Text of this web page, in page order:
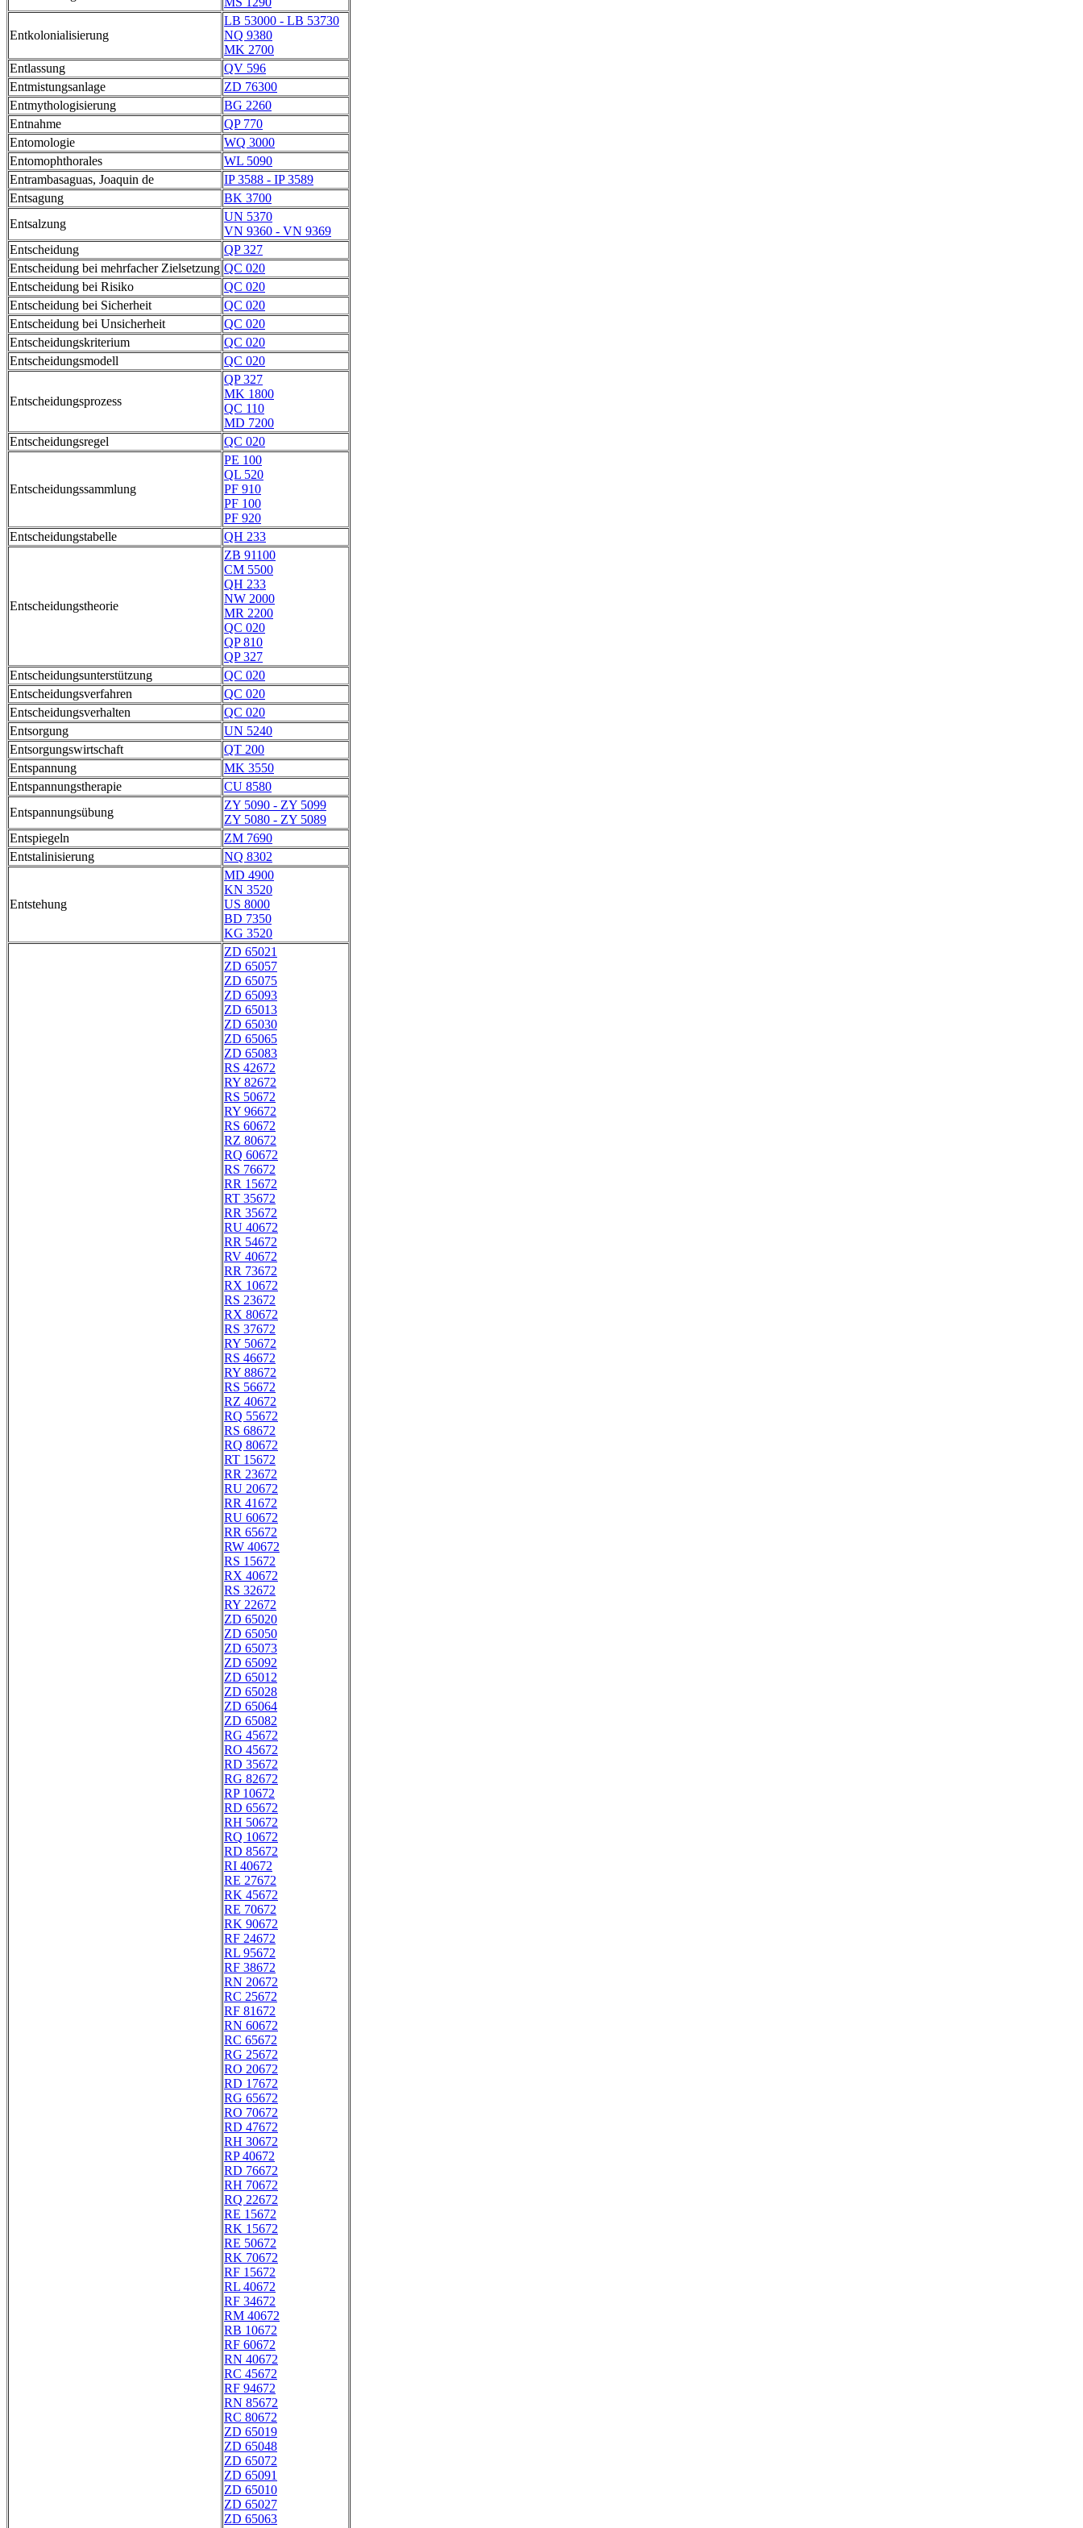
Entkolonialisierung
LB 53000 - LB 53730
NQ 9380
MK 2700
Entlassung
QV 596
Entmistungsanlage
ZD 76300
Entmythologisierung
BG 2260
Entnahme
QP 770
Entomologie
WQ 3000
Entomophthorales
WL 5090
Entrambasaguas, Joaquin de
IP 3588 - IP 3589
Entsagung
BK 3700
Entsalzung
UN 5370
VN 9360 - VN 9369
Entscheidung
QP 327
Entscheidung bei mehrfacher Zielsetzung QC 020
Entscheidung bei Risiko
QC 020
Entscheidung bei Sicherheit
QC 020
Entscheidung bei Unsicherheit
QC 020
Entscheidungskriterium
QC 020
Entscheidungsmodell
QC 020
Entscheidungsprozess
QP 327
MK 1800
QC 110
MD 7200
Entscheidungsregel
QC 020
Entscheidungssammlung
PE 100
QL 520
PF 910
PF 100
PF 920
Entscheidungstabelle
QH 233
Entscheidungstheorie
ZB 91100
CM 5500
QH 233
NW 2000
MR 2200
QC 020
QP 810
QP 327
Entscheidungsunterstützung
QC 020
Entscheidungsverfahren
QC 020
Entscheidungsverhalten
QC 020
Entsorgung
UN 5240
Entsorgungswirtschaft
QT 200
Entspannung
MK 3550
Entspannungstherapie
CU 8580
Entspannungsübung
ZY 5090 - ZY 5099
ZY 5080 - ZY 5089
Entspiegeln
ZM 7690
Entstalinisierung
NQ 8302
Entstehung
MD 4900
KN 3520
US 8000
BD 7350
KG 3520
ZD 65021
ZD 65057
ZD 65075
ZD 65093
ZD 65013
ZD 65030
ZD 65065
ZD 65083
RS 42672
RY 82672
RS 50672
RY 96672
RS 60672
RZ 80672
RQ 60672
RS 76672
RR 15672
RT 35672
RR 35672
RU 40672
RR 54672
RV 40672
RR 73672
RX 10672
RS 23672
RX 80672
RS 37672
RY 50672
RS 46672
RY 88672
RS 56672
RZ 40672
RQ 55672
RS 68672
RQ 80672
RT 15672
RR 23672
RU 20672
RR 41672
RU 60672
RR 65672
RW 40672
RS 15672
RX 40672
RS 32672
RY 22672
ZD 65020
ZD 65050
ZD 65073
ZD 65092
ZD 65012
ZD 65028
ZD 65064
ZD 65082
RG 45672
RO 45672
RD 35672
RG 82672
RP 10672
RD 65672
RH 50672
RQ 10672
RD 85672
RI 40672
RE 27672
RK 45672
RE 70672
RK 90672
RF 24672
RL 95672
RF 38672
RN 20672
RC 25672
RF 81672
RN 60672
RC 65672
RG 25672
RO 20672
RD 17672
RG 65672
RO 70672
RD 47672
RH 30672
RP 40672
RD 76672
RH 70672
RQ 22672
RE 15672
RK 15672
RE 50672
RK 70672
RF 15672
RL 40672
RF 34672
RM 40672
RB 10672
RF 60672
RN 40672
RC 45672
RF 94672
RN 85672
RC 80672
ZD 65019
ZD 65048
ZD 65072
ZD 65091
ZD 65010
ZD 65027
ZD 65063